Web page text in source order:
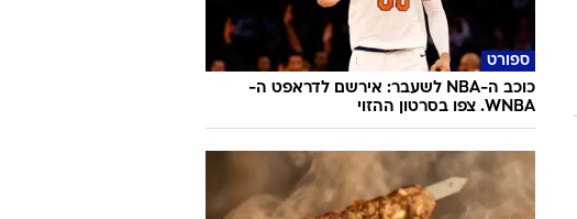
ספורט
כוכב ה-NBA לשעבר: אירשם לדראפט ה-
WNBA. צפו בסרטון ההזוי